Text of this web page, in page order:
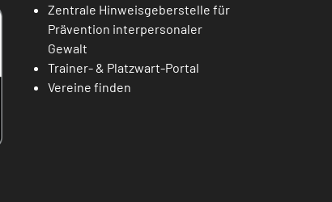
Zentrale Hinweisgeberstelle für
Prävention interpersonaler
Gewalt
Trainer- & Platzwart-Portal
Vereine finden